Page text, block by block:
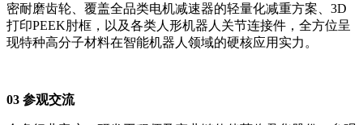
密耐磨齿轮、覆盖全品类电机减速器的轻量化减重方案、3D
打印PEEK肘框，以及各类人形机器人关节连接件，全方位呈
现特种高分子材料在智能机器人领域的硬核应用实力。
03 参观交流